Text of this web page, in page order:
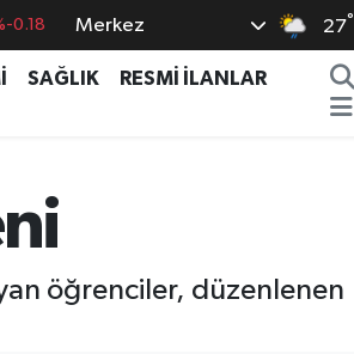
0.18 Merkez 27°
SAĞLIK
RESMİ İLANLAR
öğrenciler, düzenlenen